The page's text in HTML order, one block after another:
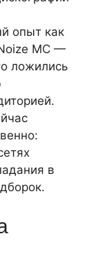
опыт как
MC —
ложились
в